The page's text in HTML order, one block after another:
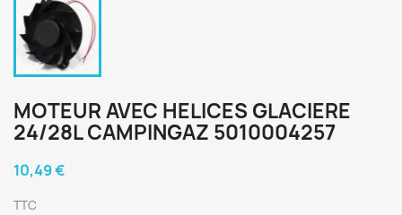
MOTEUR AVEC HELICES GLACIERE
24/28L CAMPINGAZ 5010004257
10,49 €
TTC